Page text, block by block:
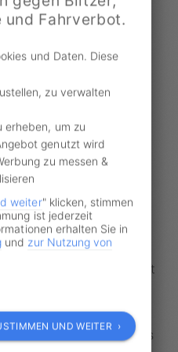
289 Euro für die
Komplettiert
Prüfungsgebühren von
sowie die externen
Kurs, den Sehtest, die
des
man mit
Klasse B dürfen
Gesamtgewicht
Für das Mitziehen
eine
maximal 750 kg. Dieses
und Fahrverbot.
und Daten. Diese
zu verwalten
erheben, um zu
genutzt wird
zu messen &
weiter" klicken, stimmen
ist jederzeit
erhalten Sie in
und zur Nutzung von
UND WEITER ›